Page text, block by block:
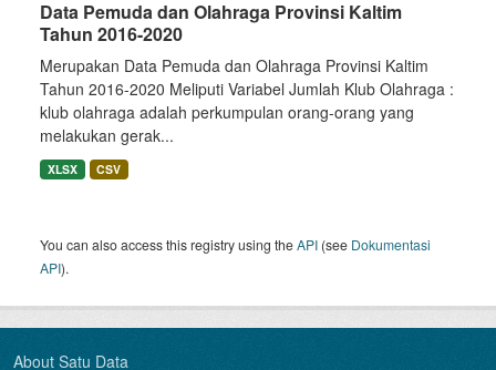
Data Pemuda dan Olahraga Provinsi Kaltim
Tahun 2016-2020
Merupakan Data Pemuda dan Olahraga Provinsi Kaltim
Tahun 2016-2020 Meliputi Variabel Jumlah Klub Olahraga :
klub olahraga adalah perkumpulan orang-orang yang
melakukan gerak...
XLSX CSV
You can also access this registry using theAPI (see Dokumentasi
API).
About Satu Data